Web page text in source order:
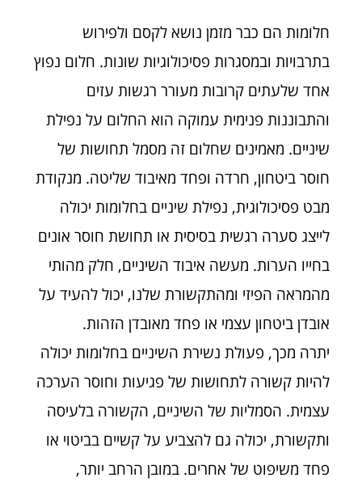
חלומות הם כבר מזמן נושא לקסם ולפירוש
בתרבויות ובמסגרות פסיכולוגיות שונות. חלום נפוץ
אחד שלעתים קרובות מעורר רגשות עזים
והתבוננות פנימית עמוקה הוא החלום על נפילת
שיניים. מאמינים שחלום זה מסמל תחושות של
חוסר ביטחון, חרדה ופחד מאיבוד שליטה. מנקודת
מבט פסיכולוגית, נפילת שיניים בחלומות יכולה
לייצג סערה רגשית בסיסית או תחושת חוסר אונים
בחייו הערות. מעשה איבוד השיניים, חלק מהותי
מהמראה הפיזי ומהתקשורת שלנו, יכול להעיד על
אובדן ביטחון עצמי או פחד מאובדן הזהות.
יתרה מכך, פעולת נשירת השיניים בחלומות יכולה
להיות קשורה לתחושות של פגיעות וחוסר הערכה
עצמית. הסמליות של השיניים, הקשורה בלעיסה
ותקשורת, יכולה גם להצביע על קשיים בביטוי או
פחד משיפוט של אחרים. במובן הרחב יותר,